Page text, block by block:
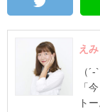
え
（
「
ト